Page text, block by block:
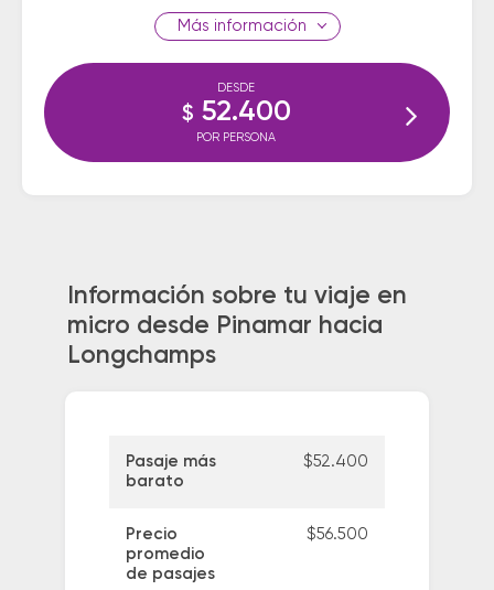
información
DESDE
$ 52.400
POR PERSONA
Información sobre tu viaje en
micro desde Pinamar hacia
Longchamps
Pasaje más
barato
$52.400
Precio
promedio
de pasajes
$56.500